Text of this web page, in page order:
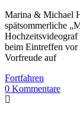
Marina & Michael
spätsommerliche
Hochzeitsvideograf
beim Eintreffen vor
Vorfreude auf
Fortfahren
0 Kommentare